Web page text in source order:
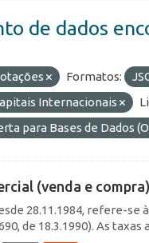
de dados
Formatos:
Internacionais
para Bases de Dados
(venda e
28.11.1984, refere-se
de 18.3.1990). As taxas